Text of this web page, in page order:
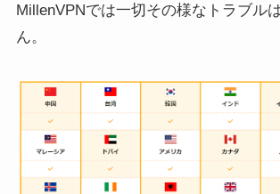
MillenVPNでは一切その様なトラブル
ん。